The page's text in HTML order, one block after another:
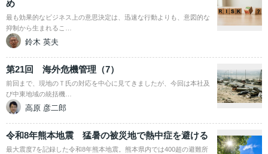
め
最も効果的なビジネス上の意思決定は、迅速な行動よりも、意図的な
抑制から生まれるこ…
鈴木 英夫
第21回 海外危機管理（7）
前回まで、現地のＴ氏の対応を中心に見てきましたが、今回は本社及
び中東地域の統括機…
高原 彦二郎
令和8年熊本地震 猛暑の被災地で熱中症を避ける
最大震度7を記録した令和8年熊本地震。熊本県内では400超の避難所